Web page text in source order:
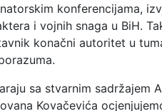
konferencijama,
i vojnih snaga u BiH.
konačni autoritet u
sa stvarnim sadržajem
Kovačevića